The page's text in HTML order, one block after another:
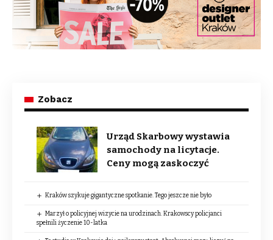
Zobacz
Urząd Skarbowy wystawia
samochody na licytacje.
Ceny mogą zaskoczyć
Kraków szykuje gigantyczne spotkanie. Tego jeszcze nie było
Marzył o policyjnej wizycie na urodzinach. Krakowscy policjanci
spełnili życzenie 10-latka